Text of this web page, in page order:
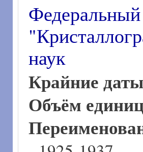
наук
Крайние
Объём